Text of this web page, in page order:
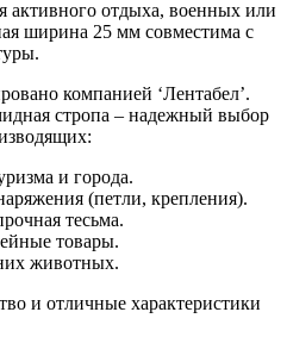
активного отдыха, военных или
ширина 25 мм совместима с
компанией ‘Лентабел’.
стропа – надежный выбор
и города.
(петли, крепления).
тесьма.
товары.
животных.
и отличные характеристики